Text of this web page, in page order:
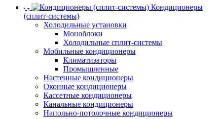
Кондиционеры
(сплит-системы)
Холодильные установки
Моноблоки
Холодильные сплит-системы
Мобильные кондиционеры
Климатизаторы
Промышленные
Настенные кондиционеры
Оконные кондиционеры
Кассетные кондиционеры
Канальные кондиционеры
Напольно-потолочные кондиционеры